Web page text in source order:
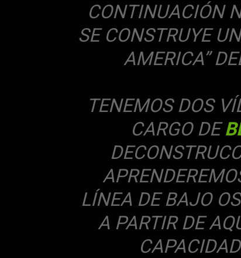
CONTINUACIÓN
SE CONSTRUYE
AMERICA”
TENEMOS DOS
CARGO DE
LÍNEA DE BAJO
A PARTIR DE